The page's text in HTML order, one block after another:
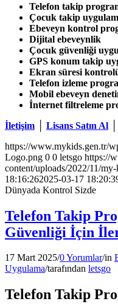
Telefon takip
Çocuk takip
Ebeveyn kontrol
Dijital ebeveynlik
Çocuk güvenliği
GPS konum takip
Ekran süresi
Telefon izleme
Mobil ebeveyn
İnternet filtreleme
İletişim
Lisans Satın Al
https://www.mykids.gen.tr/
Logo.png 0 0 letsgo https://
content/uploads/2022/11/
18:16:262025-03-17
Dünyada Kontrol Sizde
Telefon Takip
Güvenliği İçin
17 Mart 2025/0 Yorumlar/in
Uygulama/tarafından letsgo
Telefon Takip